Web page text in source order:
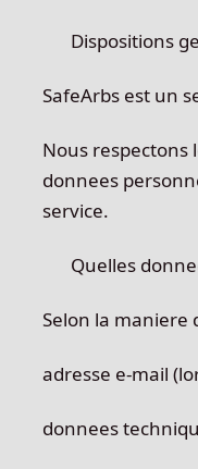
Dispositions
SafeArbs est un
Nous respectons
donnees
service.
Quelles
Selon la maniere
adresse e-mail
donnees